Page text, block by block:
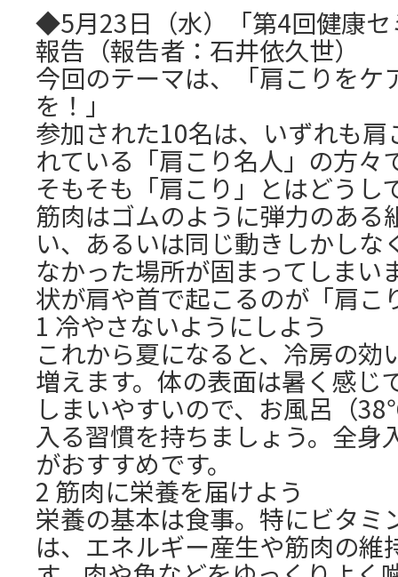
◆5月23日（水）「第4回健康
報告（報告者：石井依久世）
今回のテーマは、「肩こりをケ
を！」
参加された10名は、いずれも
れている「肩こり名人」の方々
そもそも「肩こり」とはどうし
筋肉はゴムのように弾力のある
い、あるいは同じ動きしかしな
なかった場所が固まってしまい
状が肩や首で起こるのが「肩こ
1 冷やさないようにしよう
これから夏になると、冷房の効
増えます。体の表面は暑く感じ
しまいやすいので、お風呂（
入る習慣を持ちましょう。全身
がおすすめです。
2 筋肉に栄養を届けよう
栄養の基本は食事。特にビタミ
は、エネルギー産生や筋肉の維